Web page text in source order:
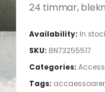
24 timmar,
Availability: In
SKU: BN73255517
Categories:
Tags: accaessoarer